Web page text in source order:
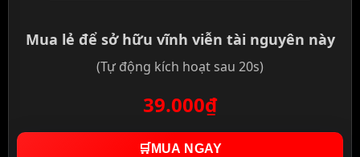
Mua lẻ để sở hữu vĩnh viễn tài nguyên này
(Tự động kích hoạt sau 20s)
39.000₫
🛒 MUA NGAY